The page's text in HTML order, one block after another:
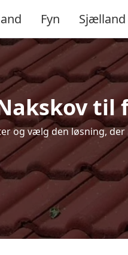
Fyn Sjælland
til
og vælg den løsning,